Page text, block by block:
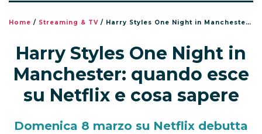
Home / Streaming & TV / Harry Styles One Night in Manchester: quando esce su Netflix e cosa sapere
Harry Styles One Night in
Manchester: quando esce
su Netflix e cosa sapere
Domenica 8 marzo su Netflix debutta